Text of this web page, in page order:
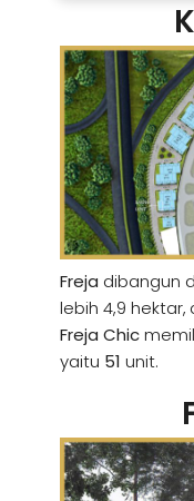
Freja dibangun
lebih 4,9 hektar,
Freja Chic
yaitu 51 unit.